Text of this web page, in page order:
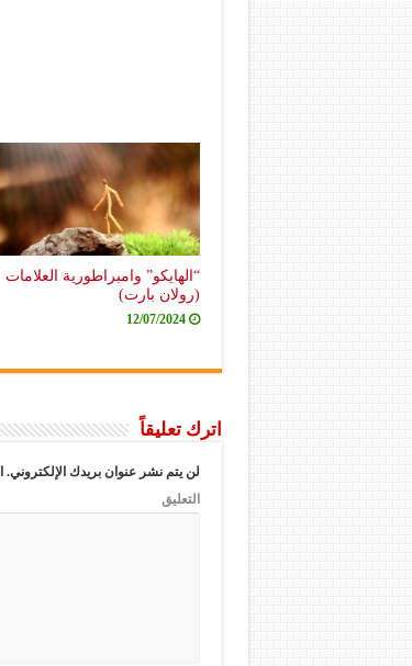
“الهايكو” وامبراطورية العلامات
(رولان بارت)
12/07/2024
اترك تعليقاً
لن يتم نشر عنوان بريدك الإلكتروني.
التعليق